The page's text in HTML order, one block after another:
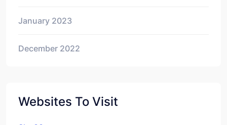
January 2023
December 2022
Websites To Visit